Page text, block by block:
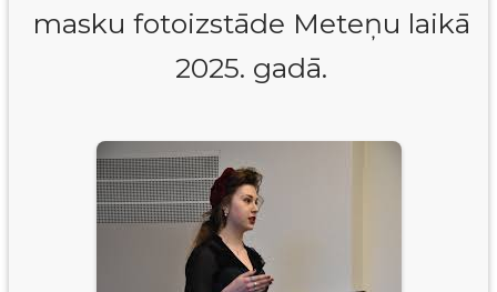
masku fotoizstāde Meteņu laikā
2025. gadā.